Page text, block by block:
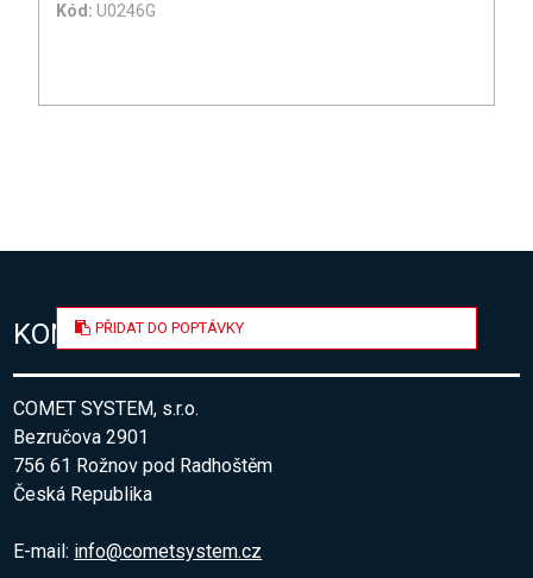
Kód: U0246G
PŘIDAT DO POPTÁVKY
KONTAKT
COMET SYSTEM, s.r.o.
Bezručova 2901
756 61 Rožnov pod Radhoštěm
Česká Republika
E-mail: info@cometsystem.cz